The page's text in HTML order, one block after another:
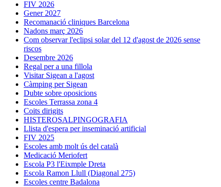
FIV 2026
Gener 2027
Recomanació cliniques Barcelona
Nadons març 2026
Com observar l'eclipsi solar del 12 d'agost de 2026 sense
riscos
Desembre 2026
Regal per a una fillola
Visitar Sigean a l'agost
Càmping per Sigean
Dubte sobre oposicions
Escoles Terrassa zona 4
Coits dirigits
HISTEROSALPINGOGRAFIA
Llista d'espera per inseminació artificial
FIV 2025
Escoles amb molt ús del català
Medicació Meriofert
Escola P3 l'Eixmple Dreta
Escola Ramon Llull (Diagonal 275)
Escoles centre Badalona